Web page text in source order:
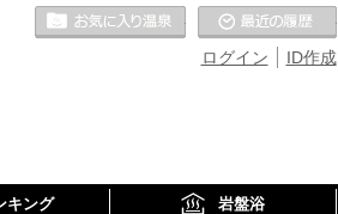
ID作成
ログイン
お気に入りの温泉
キング 岩盤浴